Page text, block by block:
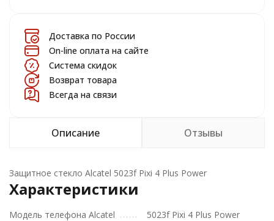
Доставка по России
On-line оплата на сайте
Система скидок
Возврат товара
Всегда на связи
Описание Отзывы
Защитное стекло Alcatel 5023f Pixi 4 Plus Power
Характеристики
Модель телефона Alcatel
5023f Pixi 4 Plus Power